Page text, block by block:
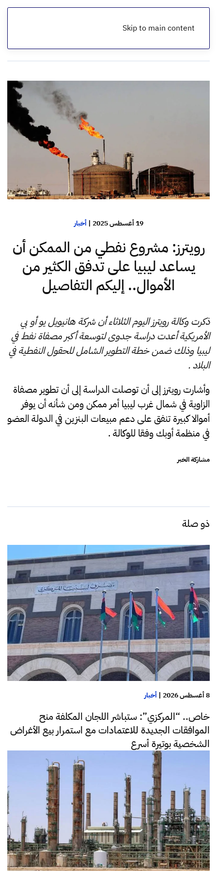
Skip to main content
الرئيسية
19 أغسطس 2025 |أخبار
رويترز: مشروع نفطي من الممكن أن
يساعد ليبيا على تدفق الكثير من
الأموال.. إليكم التفاصيل
ذكرت وكالة رويترز اليوم الثلاثاء أن شركة هانيويل يو أو بي
الأمريكية أعدت دراسة جدوى لتوسعة أكبر مصفاة نفط في
ليبيا وذلك ضمن خطة التطوير الشامل للحقول النفطية في
البلاد .
وأشارت رويترز إلى أن توصلت الدراسة إلى أن تطوير مصفاة
الزاوية في شمال غرب ليبيا أمر ممكن ومن شأنه أن يوفر
أموالا كبيرة تنفق على دعم مبيعات البنزين في الدولة العضو
في منظمة أوبك وفقا للوكالة .
مشاركة الخبر
ذو صلة
8 أغسطس 2026 | أخبار
خاص.. “المركزي”: ستباشر اللجان المكلفة منح
الموافقات الجديدة للاعتمادات مع استمرار بيع الأغراض
الشخصية بوتيرة أسرع